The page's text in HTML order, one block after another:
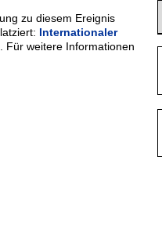
zu diesem Ereignis
Internationaler
. Für weitere Informationen